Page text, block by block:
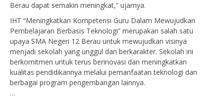
Berau dapat semakin meningkat,” ujarnya.
IHT “Meningkatkan Kompetensi Guru Dalam Mewujudkan
Pembelajaran Berbasis Teknologi” merupakan salah satu
upaya SMA Negeri 12 Berau untuk mewujudkan visinya
menjadi sekolah yang unggul dan berkarakter. Sekolah ini
berkomitmen untuk terus berinovasi dan meningkatkan
kualitas pendidikannya melalui pemanfaatan teknologi dan
berbagai program pengembangan lainnya.
…